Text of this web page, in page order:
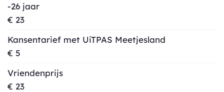
-26 jaar
€ 23
Kansentarief met UiTPAS Meetjesland
€ 5
Vriendenprijs
€ 23